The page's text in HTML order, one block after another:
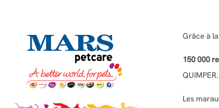
Grâce à
150 000
QUIMPER.
Les